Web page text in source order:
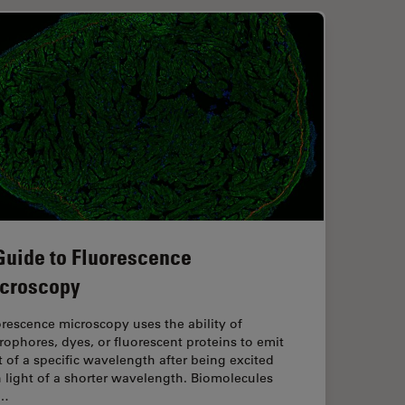
to Fluorescence
microscopy uses the ability of
dyes, or fluorescent proteins to emit
of a specific wavelength after being excited
light of a shorter wavelength. Biomolecules